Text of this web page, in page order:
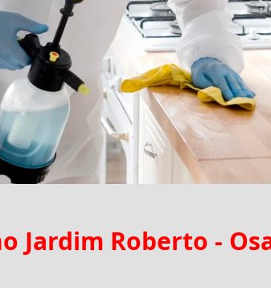
Jardim Roberto -